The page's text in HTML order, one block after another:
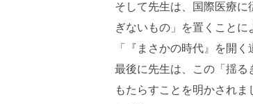
そして先生は、国際医療
ぎないもの」を置くこと
「『まさかの時代』を開
最後に先生は、この「揺
もたらすことを明かされ